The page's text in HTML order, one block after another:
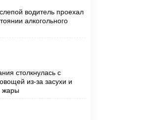
водитель проехал
алкогольного
столкнулась с
из-за засухи и
жары